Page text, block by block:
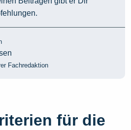
Fachredaktion
für die